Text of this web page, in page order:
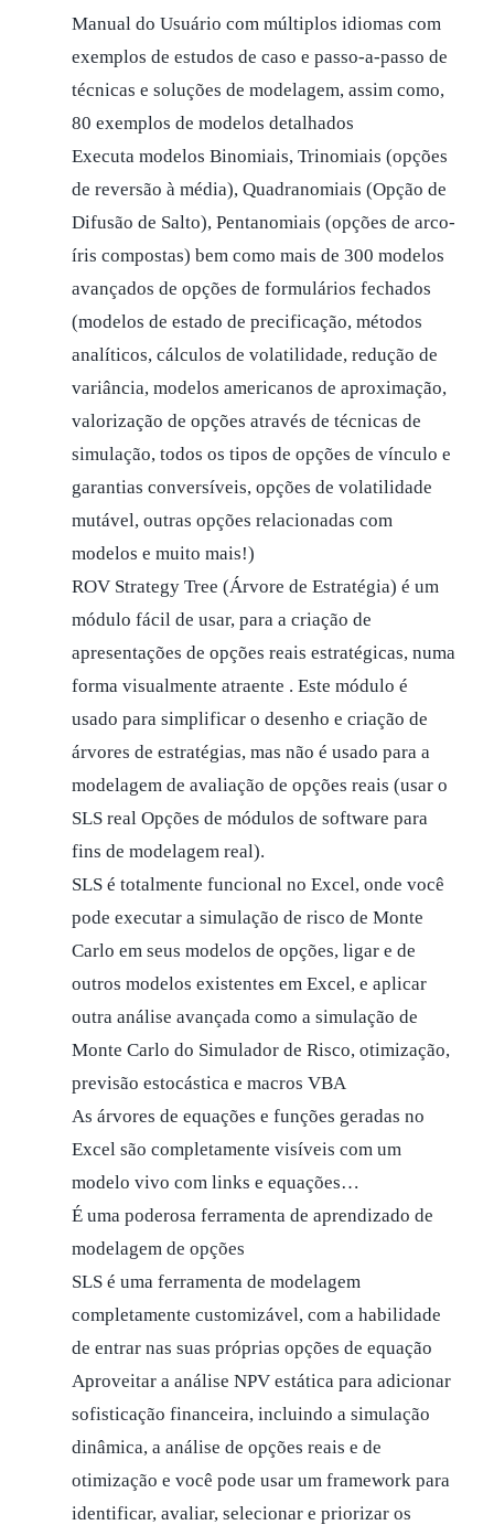
Manual do Usuário com múltiplos idiomas com
exemplos de estudos de caso e passo-a-passo de
técnicas e soluções de modelagem, assim como,
80 exemplos de modelos detalhados
Executa modelos Binomiais, Trinomiais (opções
de reversão à média), Quadranomiais (Opção de
Difusão de Salto), Pentanomiais (opções de arco-
íris compostas) bem como mais de 300 modelos
avançados de opções de formulários fechados
(modelos de estado de precificação, métodos
analíticos, cálculos de volatilidade, redução de
variância, modelos americanos de aproximação,
valorização de opções através de técnicas de
simulação, todos os tipos de opções de vínculo e
garantias conversíveis, opções de volatilidade
mutável, outras opções relacionadas com
modelos e muito mais!)
ROV Strategy Tree (Árvore de Estratégia) é um
módulo fácil de usar, para a criação de
apresentações de opções reais estratégicas, numa
forma visualmente atraente . Este módulo é
usado para simplificar o desenho e criação de
árvores de estratégias, mas não é usado para a
modelagem de avaliação de opções reais (usar o
SLS real Opções de módulos de software para
fins de modelagem real).
SLS é totalmente funcional no Excel, onde você
pode executar a simulação de risco de Monte
Carlo em seus modelos de opções, ligar e de
outros modelos existentes em Excel, e aplicar
outra análise avançada como a simulação de
Monte Carlo do Simulador de Risco, otimização,
previsão estocástica e macros VBA
As árvores de equações e funções geradas no
Excel são completamente visíveis com um
modelo vivo com links e equações…
É uma poderosa ferramenta de aprendizado de
modelagem de opções
SLS é uma ferramenta de modelagem
completamente customizável, com a habilidade
de entrar nas suas próprias opções de equação
Aproveitar a análise NPV estática para adicionar
sofisticação financeira, incluindo a simulação
dinâmica, a análise de opções reais e de
otimização e você pode usar um framework para
identificar, avaliar, selecionar e priorizar os